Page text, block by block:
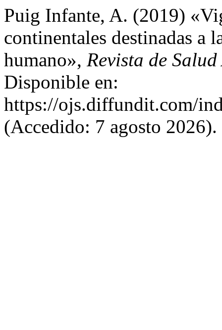
Puig Infante, A. (2019)
continentales destinadas a
humano», Revista de
Disponible en:
https://ojs.diffundit.com/
(Accedido: 7 agosto 2026).